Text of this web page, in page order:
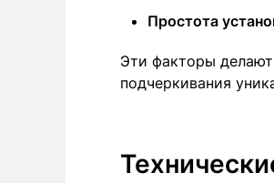
Простота
Эти факторы
подчеркивания